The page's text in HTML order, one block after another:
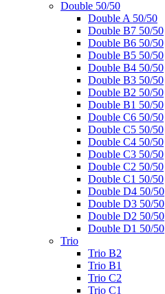
Double 50/50
Double A 50/50
Double B7 50/50
Double B6 50/50
Double B5 50/50
Double B4 50/50
Double B3 50/50
Double B2 50/50
Double B1 50/50
Double C6 50/50
Double C5 50/50
Double C4 50/50
Double C3 50/50
Double C2 50/50
Double C1 50/50
Double D4 50/50
Double D3 50/50
Double D2 50/50
Double D1 50/50
Trio
Trio B2
Trio B1
Trio C2
Trio C1